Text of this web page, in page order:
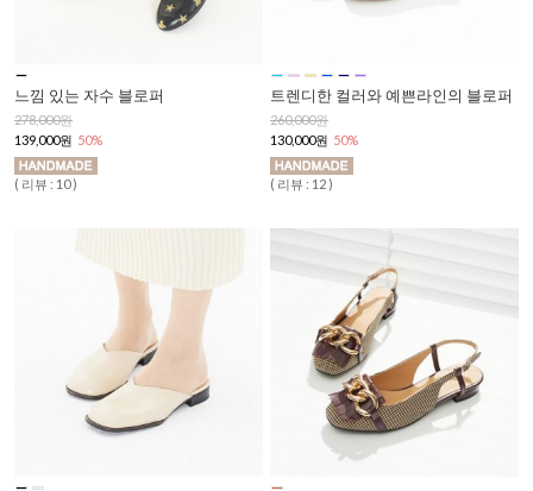
느낌 있는 자수 블로퍼
278,000원
139,000원 50%
( 리뷰 : 10 )
트렌디한 컬러와 예쁜라인의 블로퍼
260,000원
130,000원 50%
( 리뷰 : 12 )